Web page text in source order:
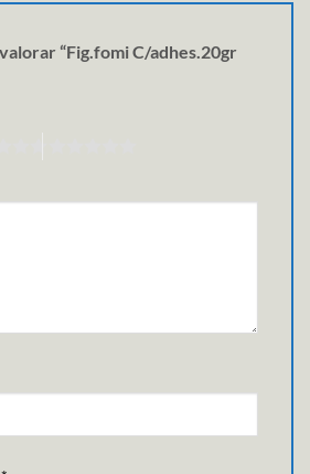
“Fig.fomi C/adhes.20gr